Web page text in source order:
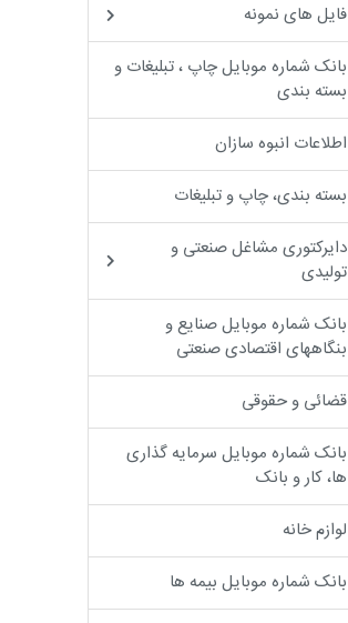
فایل های نمونه
بانک شماره موبایل چاپ ، تبلیغات و
بسته بندی
اطلاعات انبوه سازان
بسته بندی، چاپ و تبلیغات
دایرکتوری مشاغل صنعتی و
تولیدی
بانک شماره موبایل صنایع و
بنگاههای اقتصادی صنعتی
قضائی و حقوقی
بانک شماره موبایل سرمایه گذاری
ها، کار و بانک
لوازم خانه
بانک شماره موبایل بیمه ها